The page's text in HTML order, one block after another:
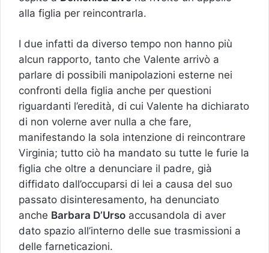
alla figlia per reincontrarla.
I due infatti da diverso tempo non hanno più
alcun rapporto, tanto che Valente arrivò a
parlare di possibili manipolazioni esterne nei
confronti della figlia anche per questioni
riguardanti l’eredità, di cui Valente ha dichiarato
di non volerne aver nulla a che fare,
manifestando la sola intenzione di reincontrare
Virginia; tutto ciò ha mandato su tutte le furie la
figlia che oltre a denunciare il padre, già
diffidato dall’occuparsi di lei a causa del suo
passato disinteresamento, ha denunciato
anche Barbara D’Urso accusandola di aver
dato spazio all’interno delle sue trasmissioni a
delle farneticazioni.